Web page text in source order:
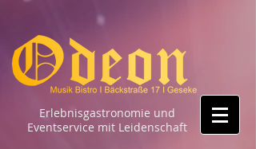
Erlebnisgastronomie und
Eventservice mit Leidenschaft